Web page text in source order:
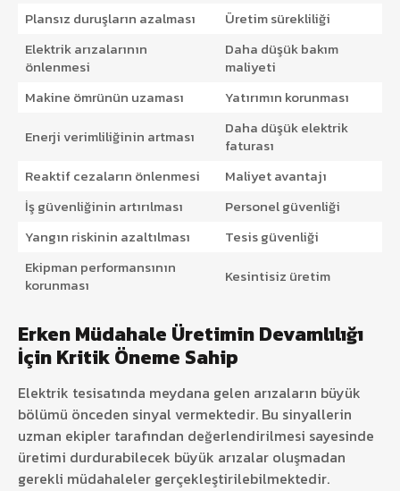
Plansız duruşların azalması
Üretim sürekliliği
Elektrik arızalarının
önlenmesi
Daha düşük bakım
maliyeti
Makine ömrünün uzaması
Yatırımın korunması
Enerji verimliliğinin artması
Daha düşük elektrik
faturası
Reaktif cezaların önlenmesi
Maliyet avantajı
İş güvenliğinin artırılması
Personel güvenliği
Yangın riskinin azaltılması
Tesis güvenliği
Ekipman performansının
korunması
Kesintisiz üretim
Erken Müdahale Üretimin Devamlılığı
İçin Kritik Öneme Sahip
Elektrik tesisatında meydana gelen arızaların büyük
bölümü önceden sinyal vermektedir. Bu sinyallerin
uzman ekipler tarafından değerlendirilmesi sayesinde
üretimi durdurabilecek büyük arızalar oluşmadan
gerekli müdahaleler gerçekleştirilebilmektedir.